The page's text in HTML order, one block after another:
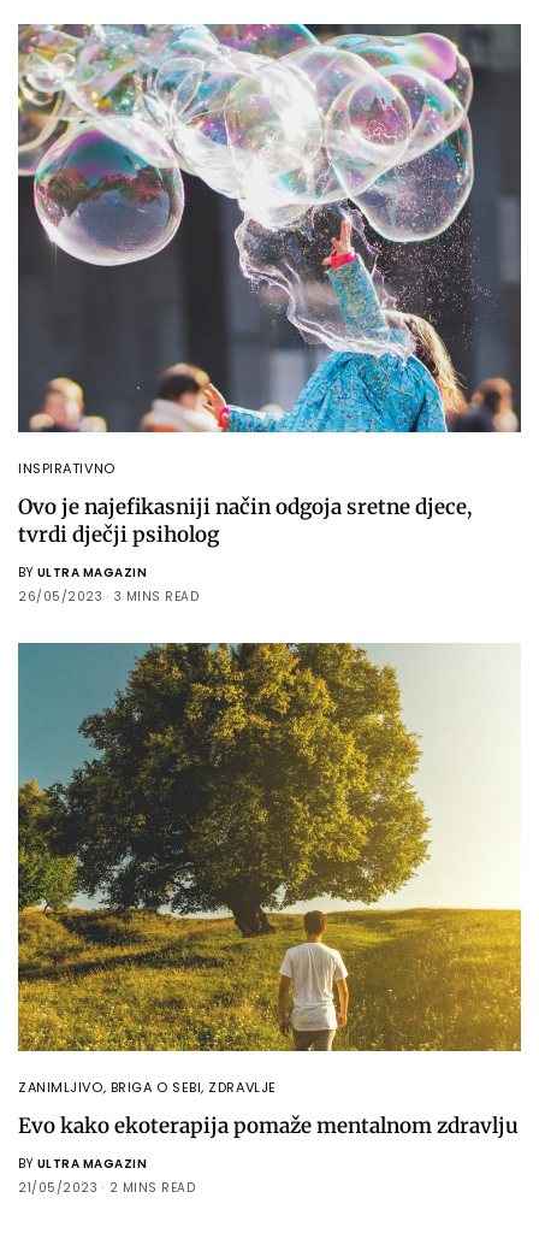
INSPIRATIVNO
Ovo je najefikasniji način odgoja sretne djece,
tvrdi dječji psiholog
BY ULTRA MAGAZIN
26/05/2023
3 MINS READ
ZANIMLJIVO, BRIGA O SEBI, ZDRAVLJE
Evo kako ekoterapija pomaže mentalnom zdravlju
BY ULTRA MAGAZIN
21/05/2023
2 MINS READ